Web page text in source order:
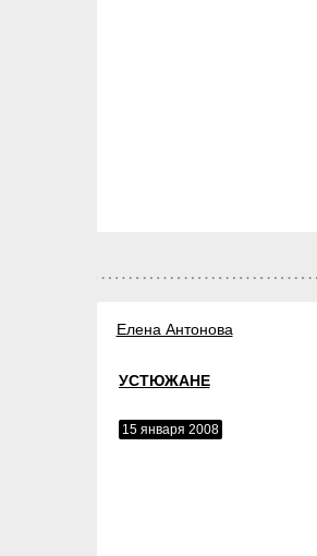
Елена Антонова
УСТЮЖАНЕ
15 января 2008